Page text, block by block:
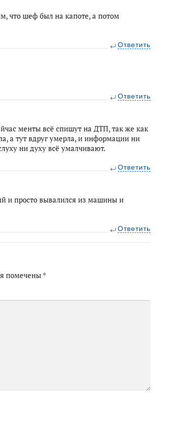
что шеф был на капоте, а потом
Ответить
Ответить
менты всё спишут на ДТП, так же как
а тут вдруг умерла, и информации ни
ни духу всё умалчивают.
Ответить
и просто вывалился из машины и
Ответить
помечены *